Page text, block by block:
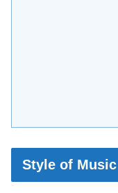
Style of Music